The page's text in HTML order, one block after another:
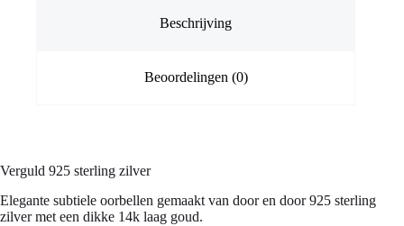
Beschrijving
Beoordelingen (0)
Verguld 925 sterling zilver
Elegante subtiele oorbellen gemaakt van door en door 925 sterling
zilver met een dikke 14k laag goud.